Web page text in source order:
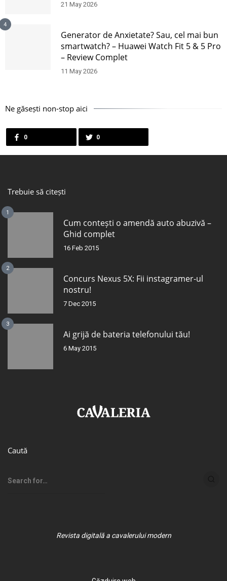
21 May 2026
4
Generator de Anxietate? Sau, cel mai bun
smartwatch? – Huawei Watch Fit 5 & 5 Pro
– Review Complet
11 May 2026
Ne găsești non-stop aici
0 0
Trebuie să citești
1
Cum contești o amendă auto abuzivă –
Ghid complet
16 Feb 2015
2
Concurs Nexus 5X: Fii instagramer-ul
nostru!
7 Dec 2015
3
Ai grijă de bateria telefonului tău!
6 May 2015
Caută
Revista digitală a cavalerului modern